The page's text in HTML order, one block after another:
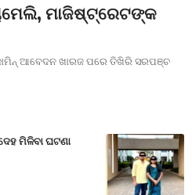
ମାଜିଷ୍ଟ୍ରେଟଙ୍କ
ଆବେଦନ ଖାରଜ ପରେ ତିଖିରି ସରପଞ୍ଚ
ମିଳିବା ଘଟଣା